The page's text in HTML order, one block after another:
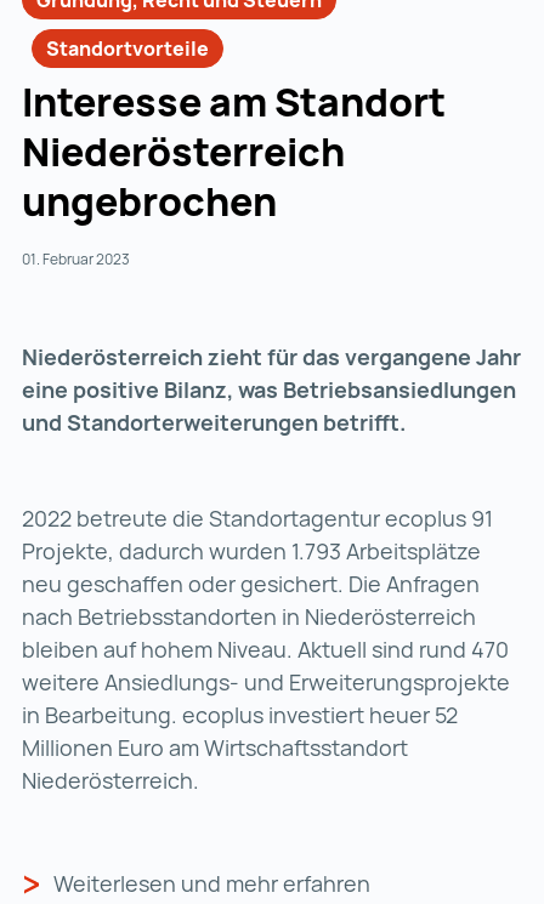
Standortvorteile
Interesse am Standort
Niederösterreich
ungebrochen
01. Februar 2023
Niederösterreich zieht für das vergangene Jahr
eine positive Bilanz, was Betriebsansiedlungen
und Standorterweiterungen betrifft.
2022 betreute die Standortagentur ecoplus 91
Projekte, dadurch wurden 1.793 Arbeitsplätze
neu geschaffen oder gesichert. Die Anfragen
nach Betriebsstandorten in Niederösterreich
bleiben auf hohem Niveau. Aktuell sind rund 470
weitere Ansiedlungs- und Erweiterungsprojekte
in Bearbeitung. ecoplus investiert heuer 52
Millionen Euro am Wirtschaftsstandort
Niederösterreich.
Weiterlesen und mehr erfahren